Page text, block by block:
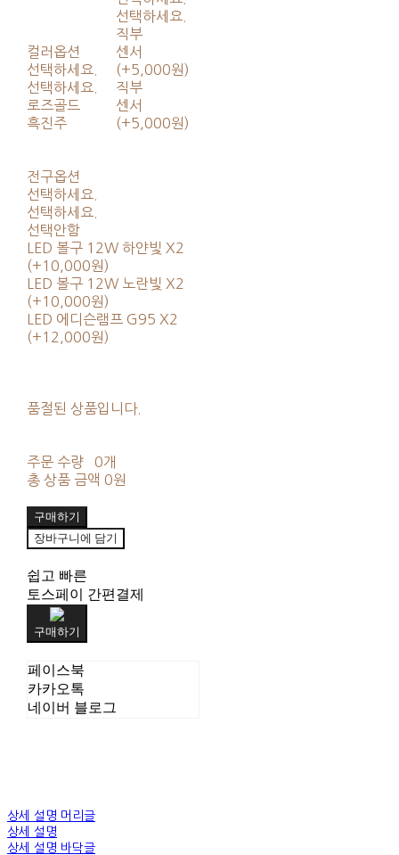
컬러옵션
선택하세요.
선택하세요.
로즈골드
흑진주
선택하세요.
직부
센서
(+5,000원)
직부
센서
(+5,000원)
전구옵션
선택하세요.
선택하세요.
선택안함
LED 볼구 12W 하얀빛 X2
(+10,000원)
LED 볼구 12W 노란빛 X2
(+10,000원)
LED 에디슨램프 G95 X2
(+12,000원)
품절된 상품입니다.
주문 수량
0개
총 상품 금액 0원
구매하기
장바구니에 담기
쉽고 빠른
토스페이 간편결제
구매하기
페이스북
카카오톡
네이버 블로그
상세 설명 머리글
상세 설명
상세 설명 바닥글